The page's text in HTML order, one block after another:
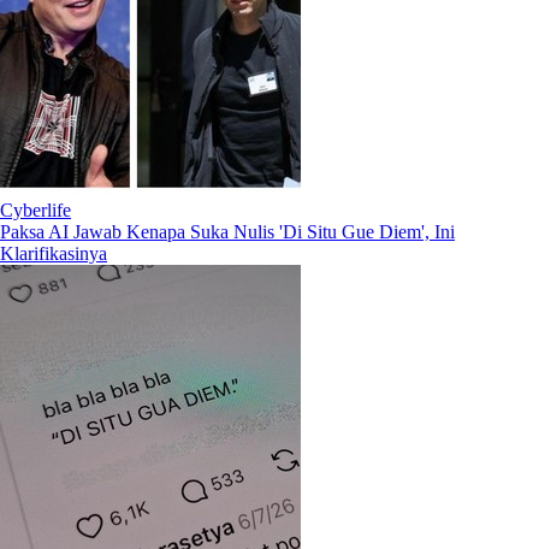
Cyberlife
Paksa AI Jawab Kenapa Suka Nulis 'Di Situ Gue Diem', Ini
Klarifikasinya